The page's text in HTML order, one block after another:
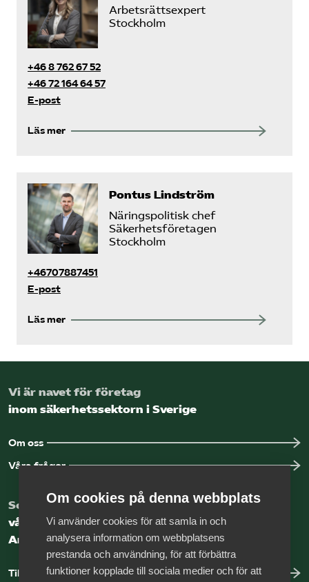
Arbetsrättsexpert
Stockholm
+46 8 762 67 52
+46 72 164 64 57
E-post
Läs mer
Pontus Lindström
Näringspolitisk chef
Säkerhetsföretagen
Stockholm
+46707887451
E-post
Läs mer
Vi är navet för företag
inom säkerhetssektorn i Sverige
Om oss
Våra frågor
Som medlem har du tillgång till
vår digitala kunskapsbank
Arbetsgivarguiden
Till Arbetsgivarguiden
Om cookies på denna webbplats
Vi använder cookies för att samla in och
analysera information om webbplatsens
prestanda och användning, för att förbättra
funktioner kopplade till sociala medier och för att